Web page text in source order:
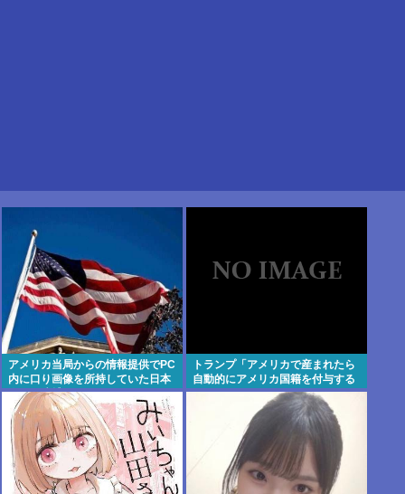
アメリカ当局からの情報提供でPC
内に口り画像を所持していた日本
人男を逮捕
トランプ「アメリカで産まれたら
自動的にアメリカ国籍を付与する
のをやめる！」